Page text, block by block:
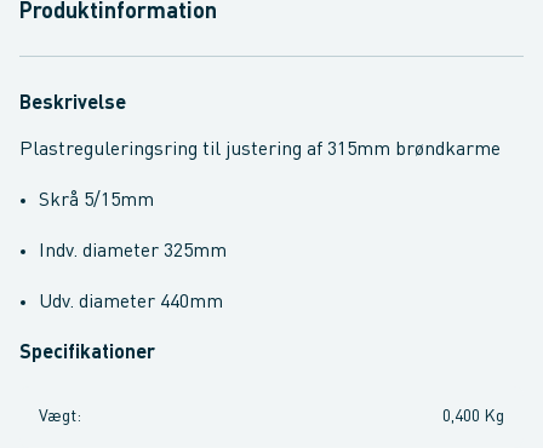
Produktinformation
Beskrivelse
Plastreguleringsring til justering af 315mm brøndkarme
Skrå 5/15mm
Indv. diameter 325mm
Udv. diameter 440mm
Specifikationer
Vægt: 0,400 Kg